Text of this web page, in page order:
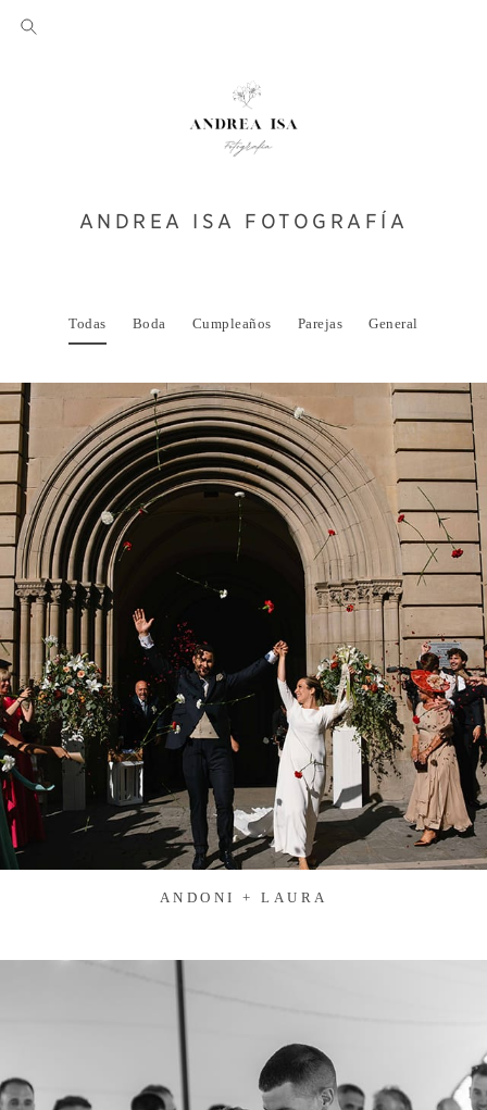
ANDREA ISA FOTOGRAFÍA
Todas Boda Cumpleaños Parejas General
ANDONI + LAURA